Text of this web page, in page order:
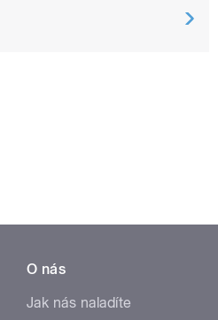
O nás
Jak nás naladíte